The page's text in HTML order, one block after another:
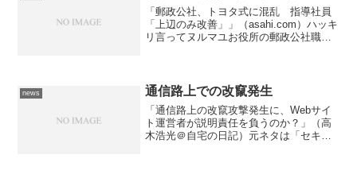
「郵政公社、トヨタ式に混乱 指導社員
「上辺のみ改善」」（asahi.com）ハッキ
リ言ってヌルマユお役所の郵政公社職員
か、郵政公社と関...
news 通信路上での改竄発生
「通信路上の改竄攻撃発生に、Webサイ
ト運営者が説明責任を負うのか？」（高
木浩光＠自宅の日記）元ネタは「セキュ